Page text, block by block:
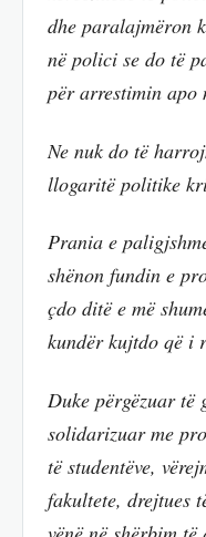
dhe paralajmëron
në polici se do të
për arrestimin apo
Ne nuk do të
llogaritë politike
Prania e
shënon fundin e
çdo ditë e më
kundër kujtdo që i
Duke përgëzuar të
solidarizuar me
të studentëve,
fakultete, drejtues